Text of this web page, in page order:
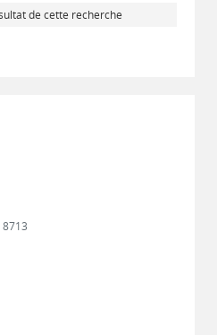
de cette recherche
8713